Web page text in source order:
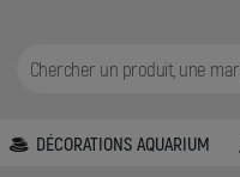
DÉCORATIONS AQUARIUM